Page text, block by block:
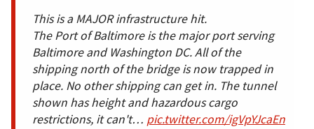
This is a MAJOR infrastructure hit.
The Port of Baltimore is the major port serving
Baltimore and Washington DC. All of the
shipping north of the bridge is now trapped in
place. No other shipping can get in. The tunnel
shown has height and hazardous cargo
restrictions, it can't… pic.twitter.com/igVpYJcaEn